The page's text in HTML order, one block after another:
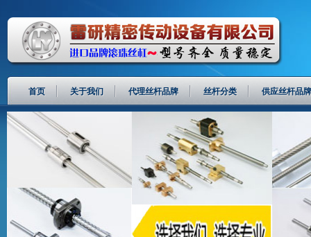
首页 关于我们 代理丝杆品牌 丝杆分类 供应丝杆品牌